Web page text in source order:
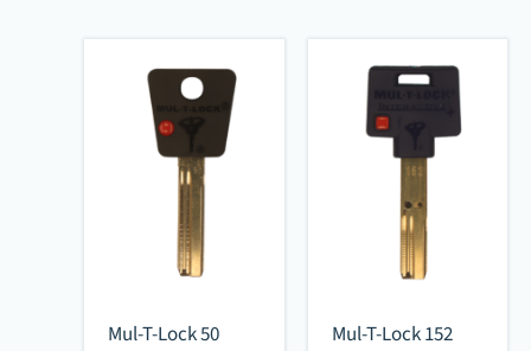
Mul-T-Lock 50
Mul-T-Lock 152